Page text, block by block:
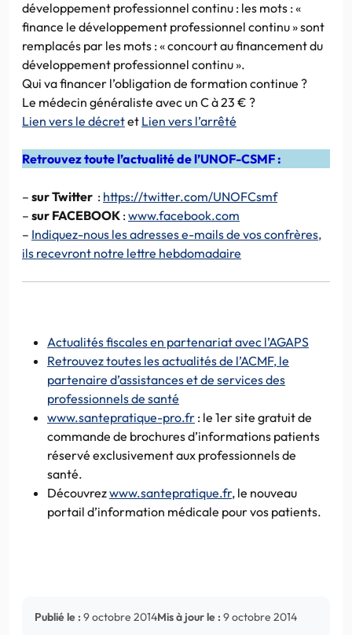
développement professionnel continu : les mots : «
finance le développement professionnel continu » sont
remplacés par les mots : « concourt au financement du
développement professionnel continu ».
Qui va financer l’obligation de formation continue ?
Le médecin généraliste avec un C à 23 € ?
Lien vers le décretet Lien vers l’arrêté
Retrouvez toute l’actualité de l’UNOF-CSMF :
– sur Twitter : https://twitter.com/UNOFCsmf
– sur FACEBOOK :www.facebook.com
– Indiquez-nous les adresses e-mails de vos confrères,
ils recevront notre lettre hebdomadaire
Actualités fiscales en partenariat avec l’AGAPS
Retrouvez toutes les actualités de l’ACMF, le
partenaire d’assistances et de services des
professionnels de santé
www.santepratique-pro.fr : le 1er site gratuit de
commande de brochures d’informations patients
réservé exclusivement aux professionnels de
santé.
Découvrezwww.santepratique.fr, le nouveau
portail d’information médicale pour vos patients.
Publié le : 9 octobre 2014Mis à jour le : 9 octobre 2014